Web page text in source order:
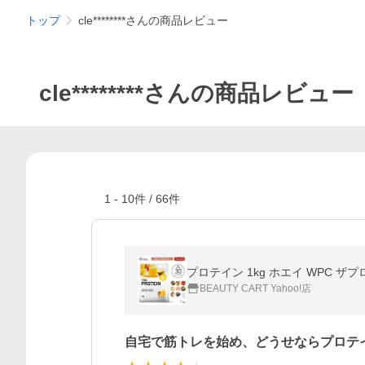
トップ cle********さんの商品レビュー
cle********さんの商品レビュー
1 - 10件 / 66件
BEAUTY CART Yahoo!店
自宅で筋トレを始め、どうせならプロ